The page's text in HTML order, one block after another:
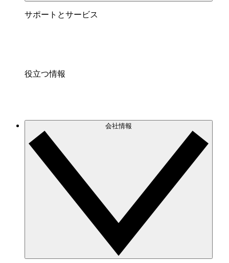
サポートとサービス
役立つ情報
会社情報